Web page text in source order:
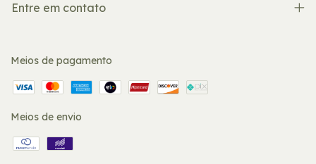
Entre em contato
Meios de pagamento
Meios de envio